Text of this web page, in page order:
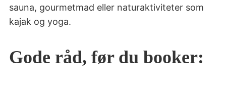
sauna, gourmetmad eller naturaktiviteter som
kajak og yoga.
Gode råd, før du booker: